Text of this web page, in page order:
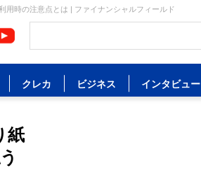
用時の注意点とは | ファイナンシャルフィールド
クレカ ビジネス インタビュー
紙